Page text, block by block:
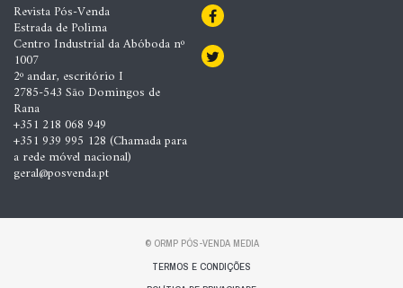
Revista Pós-Venda
Estrada de Polima
Centro Industrial da Abóboda nº
1007
2º andar, escritório I
2785-543 São Domingos de
Rana
+351 218 068 949
+351 939 995 128 (Chamada para
a rede móvel nacional)
geral@posvenda.pt
© ORMP PÓS-VENDA MEDIA
TERMOS E CONDIÇÕES